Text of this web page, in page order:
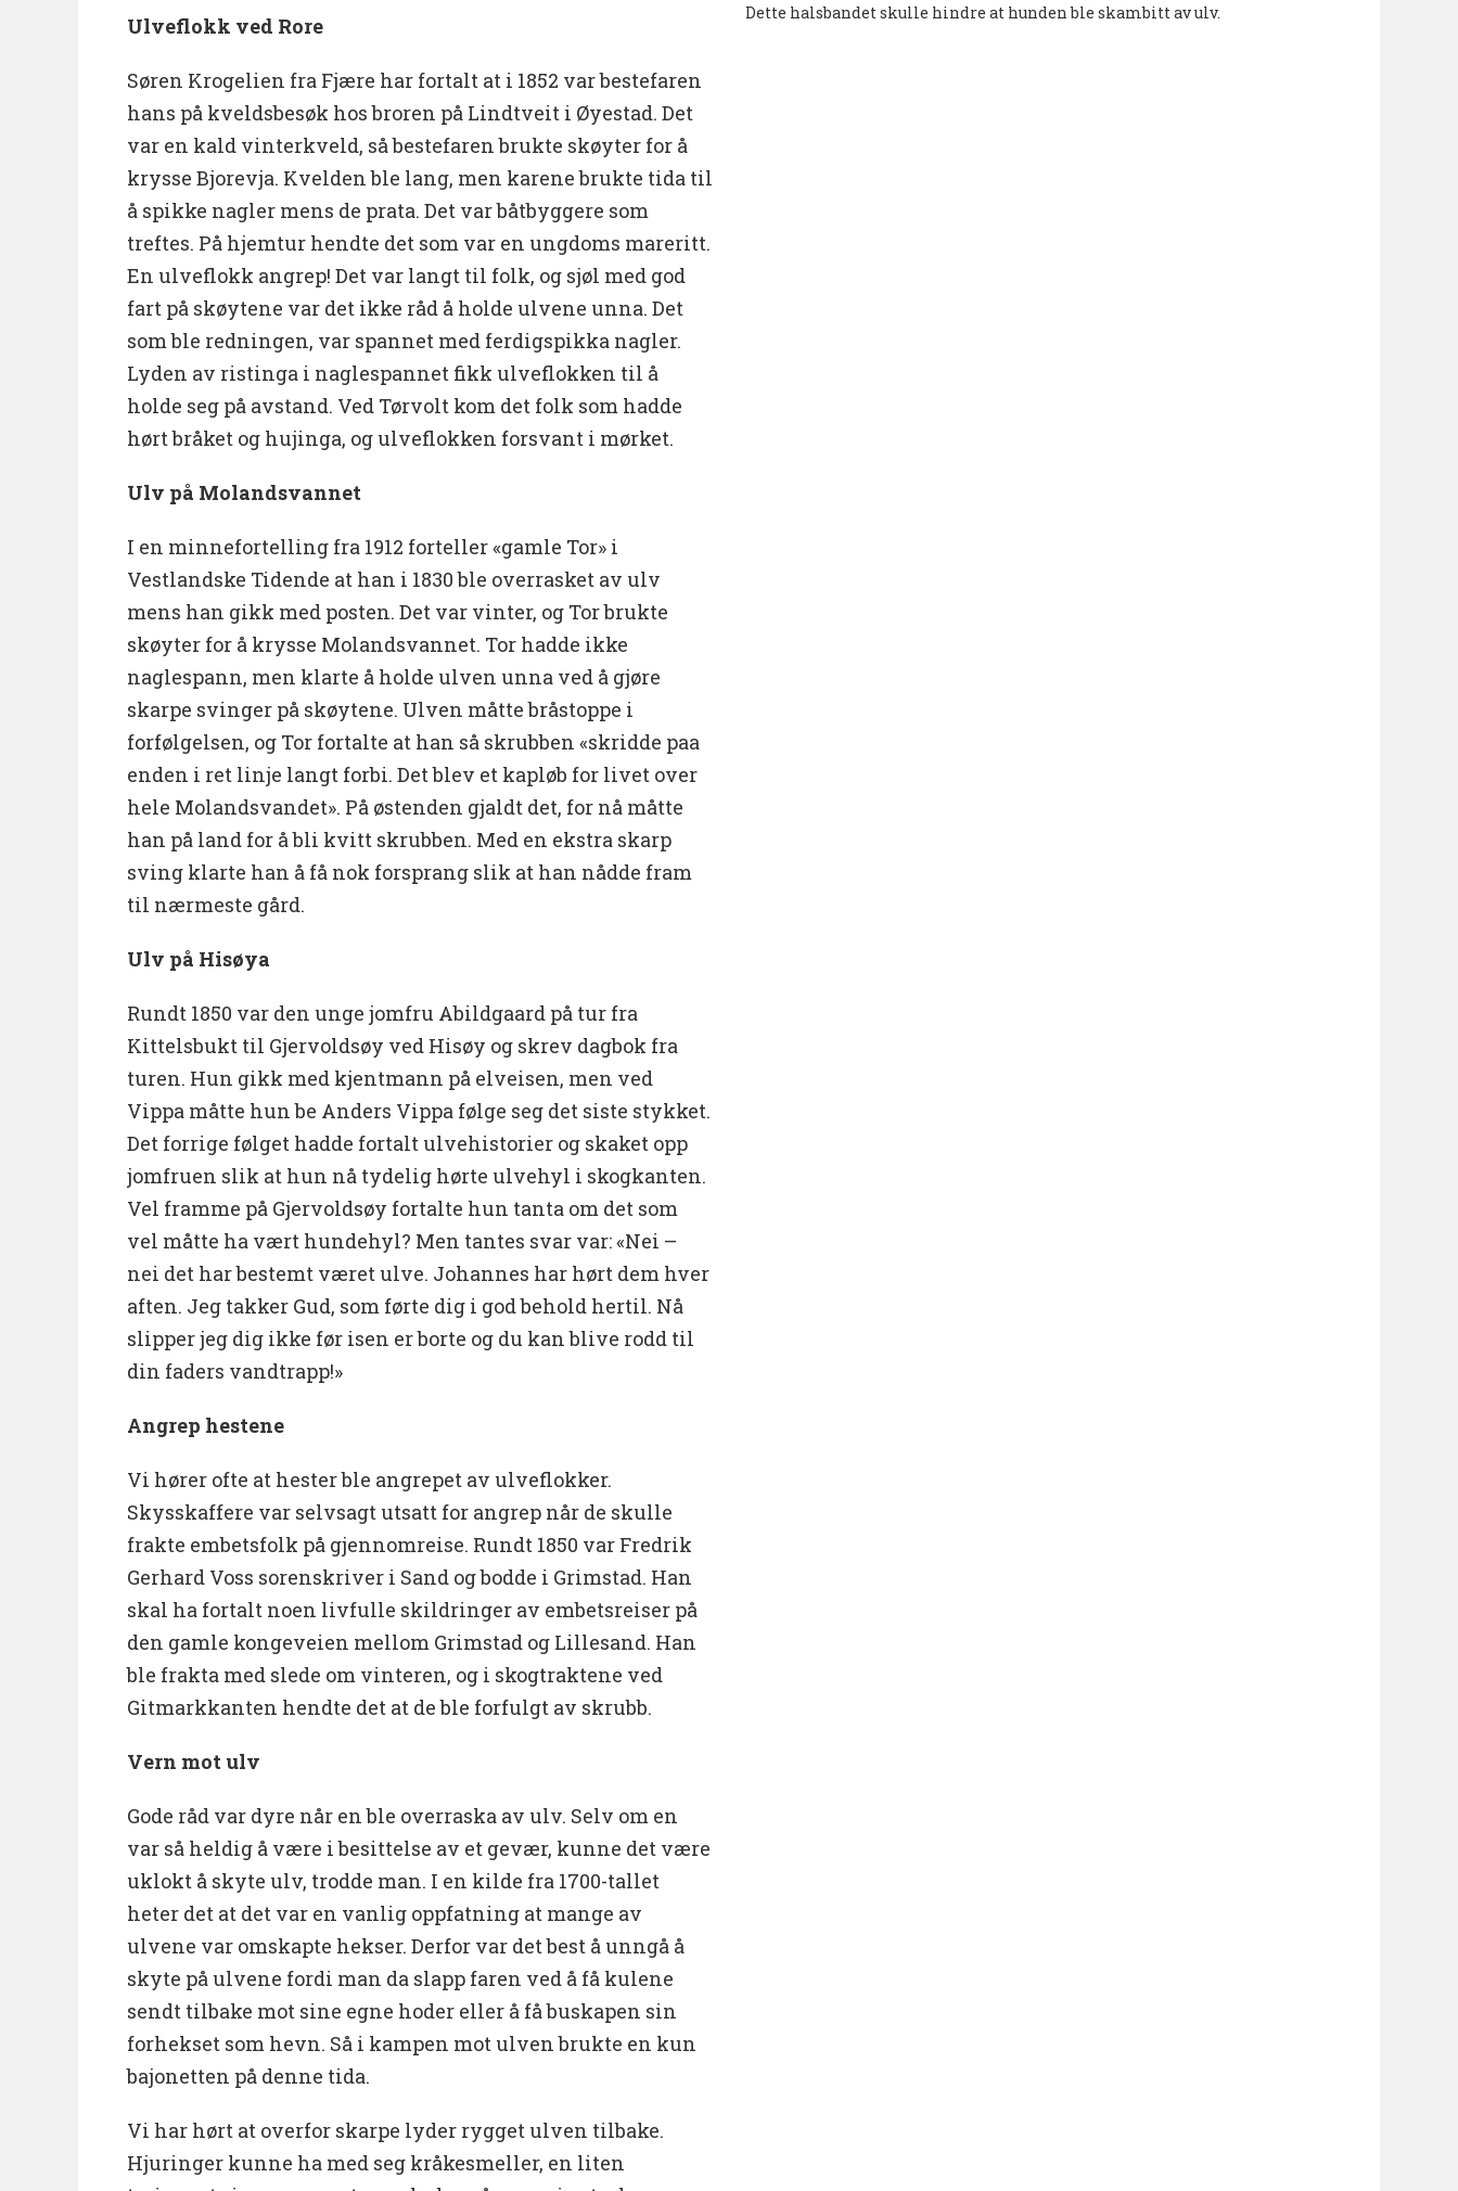
Ulveflokk ved Rore
Søren Krogelien fra Fjære har fortalt at i 1852 var bestefaren
hans på kveldsbesøk hos broren på Lindtveit i Øyestad. Det
var en kald vinterkveld, så bestefaren brukte skøyter for å
krysse Bjorevja. Kvelden ble lang, men karene brukte tida til
å spikke nagler mens de prata. Det var båtbyggere som
treftes. På hjemtur hendte det som var en ungdoms mareritt.
En ulveflokk angrep! Det var langt til folk, og sjøl med god
fart på skøytene var det ikke råd å holde ulvene unna. Det
som ble redningen, var spannet med ferdigspikka nagler.
Lyden av ristinga i naglespannet fikk ulveflokken til å
holde seg på avstand. Ved Tørvolt kom det folk som hadde
hørt bråket og hujinga, og ulveflokken forsvant i mørket.
Ulv på Molandsvannet
I en minnefortelling fra 1912 forteller «gamle Tor» i
Vestlandske Tidende at han i 1830 ble overrasket av ulv
mens han gikk med posten. Det var vinter, og Tor brukte
skøyter for å krysse Molandsvannet. Tor hadde ikke
naglespann, men klarte å holde ulven unna ved å gjøre
skarpe svinger på skøytene. Ulven måtte bråstoppe i
forfølgelsen, og Tor fortalte at han så skrubben «skridde paa
enden i ret linje langt forbi. Det blev et kapløb for livet over
hele Molandsvandet». På østenden gjaldt det, for nå måtte
han på land for å bli kvitt skrubben. Med en ekstra skarp
sving klarte han å få nok forsprang slik at han nådde fram
til nærmeste gård.
Ulv på Hisøya
Rundt 1850 var den unge jomfru Abildgaard på tur fra
Kittelsbukt til Gjervoldsøy ved Hisøy og skrev dagbok fra
turen. Hun gikk med kjentmann på elveisen, men ved
Vippa måtte hun be Anders Vippa følge seg det siste stykket.
Det forrige følget hadde fortalt ulvehistorier og skaket opp
jomfruen slik at hun nå tydelig hørte ulvehyl i skogkanten.
Vel framme på Gjervoldsøy fortalte hun tanta om det som
vel måtte ha vært hundehyl? Men tantes svar var: «Nei –
nei det har bestemt været ulve. Johannes har hørt dem hver
aften. Jeg takker Gud, som førte dig i god behold hertil. Nå
slipper jeg dig ikke før isen er borte og du kan blive rodd til
din faders vandtrapp!»
Angrep hestene
Vi hører ofte at hester ble angrepet av ulveflokker.
Skysskaffere var selvsagt utsatt for angrep når de skulle
frakte embetsfolk på gjennomreise. Rundt 1850 var Fredrik
Gerhard Voss sorenskriver i Sand og bodde i Grimstad. Han
skal ha fortalt noen livfulle skildringer av embetsreiser på
den gamle kongeveien mellom Grimstad og Lillesand. Han
ble frakta med slede om vinteren, og i skogtraktene ved
Gitmarkkanten hendte det at de ble forfulgt av skrubb.
Vern mot ulv
Gode råd var dyre når en ble overraska av ulv. Selv om en
var så heldig å være i besittelse av et gevær, kunne det være
uklokt å skyte ulv, trodde man. I en kilde fra 1700-tallet
heter det at det var en vanlig oppfatning at mange av
ulvene var omskapte hekser. Derfor var det best å unngå å
skyte på ulvene fordi man da slapp faren ved å få kulene
sendt tilbake mot sine egne hoder eller å få buskapen sin
forhekset som hevn. Så i kampen mot ulven brukte en kun
bajonetten på denne tida.
Vi har hørt at overfor skarpe lyder rygget ulven tilbake.
Hjuringer kunne ha med seg kråkesmeller, en liten
Dette halsbandet skulle hindre at hunden ble skambitt av ulv.